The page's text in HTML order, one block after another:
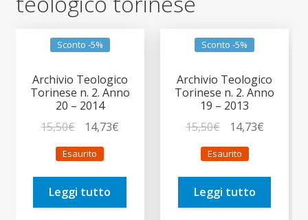
Sconto -5%
Archivio Teologico
Torinese n. 2. Anno
20 – 2014
15,50€
prezzo
originale
era:
15,50€.
14,73€
è:
Esaurito
Leggi tutto
Sconto -5%
Archivio Teologico
Torinese n. 2. Anno
19 – 2013
15,50€
prezzo
originale
era:
15,50€.
14,73€Il
è:
Esaurito
Leggi tutto